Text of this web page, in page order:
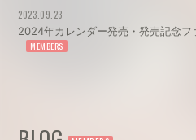
2023.09.23
2024年カレンダー発売・発売記念フ